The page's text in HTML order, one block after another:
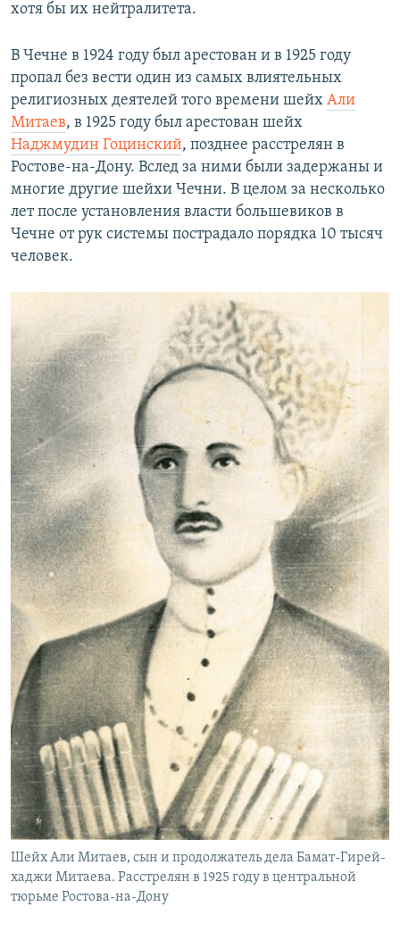
хотя бы их нейтралитета.
В Чечне в 1924 году был арестован и в 1925 году
пропал без вести один из самых влиятельных
религиозных деятелей того времени шейх Али
Митаев, в 1925 году был арестован шейх
Наджмудин Гоцинский, позднее расстрелян в
Ростове-на-Дону. Вслед за ними были задержаны и
многие другие шейхи Чечни. В целом за несколько
лет после установления власти большевиков в
Чечне от рук системы пострадало порядка 10 тысяч
человек.
Шейх Али Митаев, сын и продолжатель дела Бамат-Гирей-
хаджи Митаева. Расстрелян в 1925 году в центральной
тюрьме Ростова-на-Дону